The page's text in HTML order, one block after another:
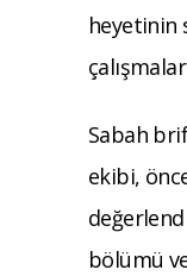
heyetinin
Sabah
ekibi,
bölümü